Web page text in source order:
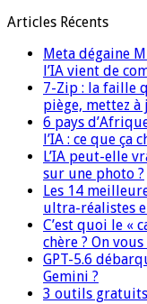
Articles Récents
Meta dégaine
l’IA vient de
7-Zip : la faille
piège, mettez
6 pays
l’IA : ce que ça
L’IA peut-elle
sur une photo ?
Les 14
ultra-réalistes
C’est quoi le «
chère ? On
GPT-5.6
Gemini ?
3 outils